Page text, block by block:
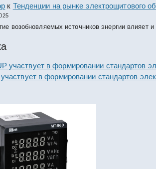
к Тенденции на рынке электрощитового
возобновляемых источников энергии влияет
в формировании стандартов